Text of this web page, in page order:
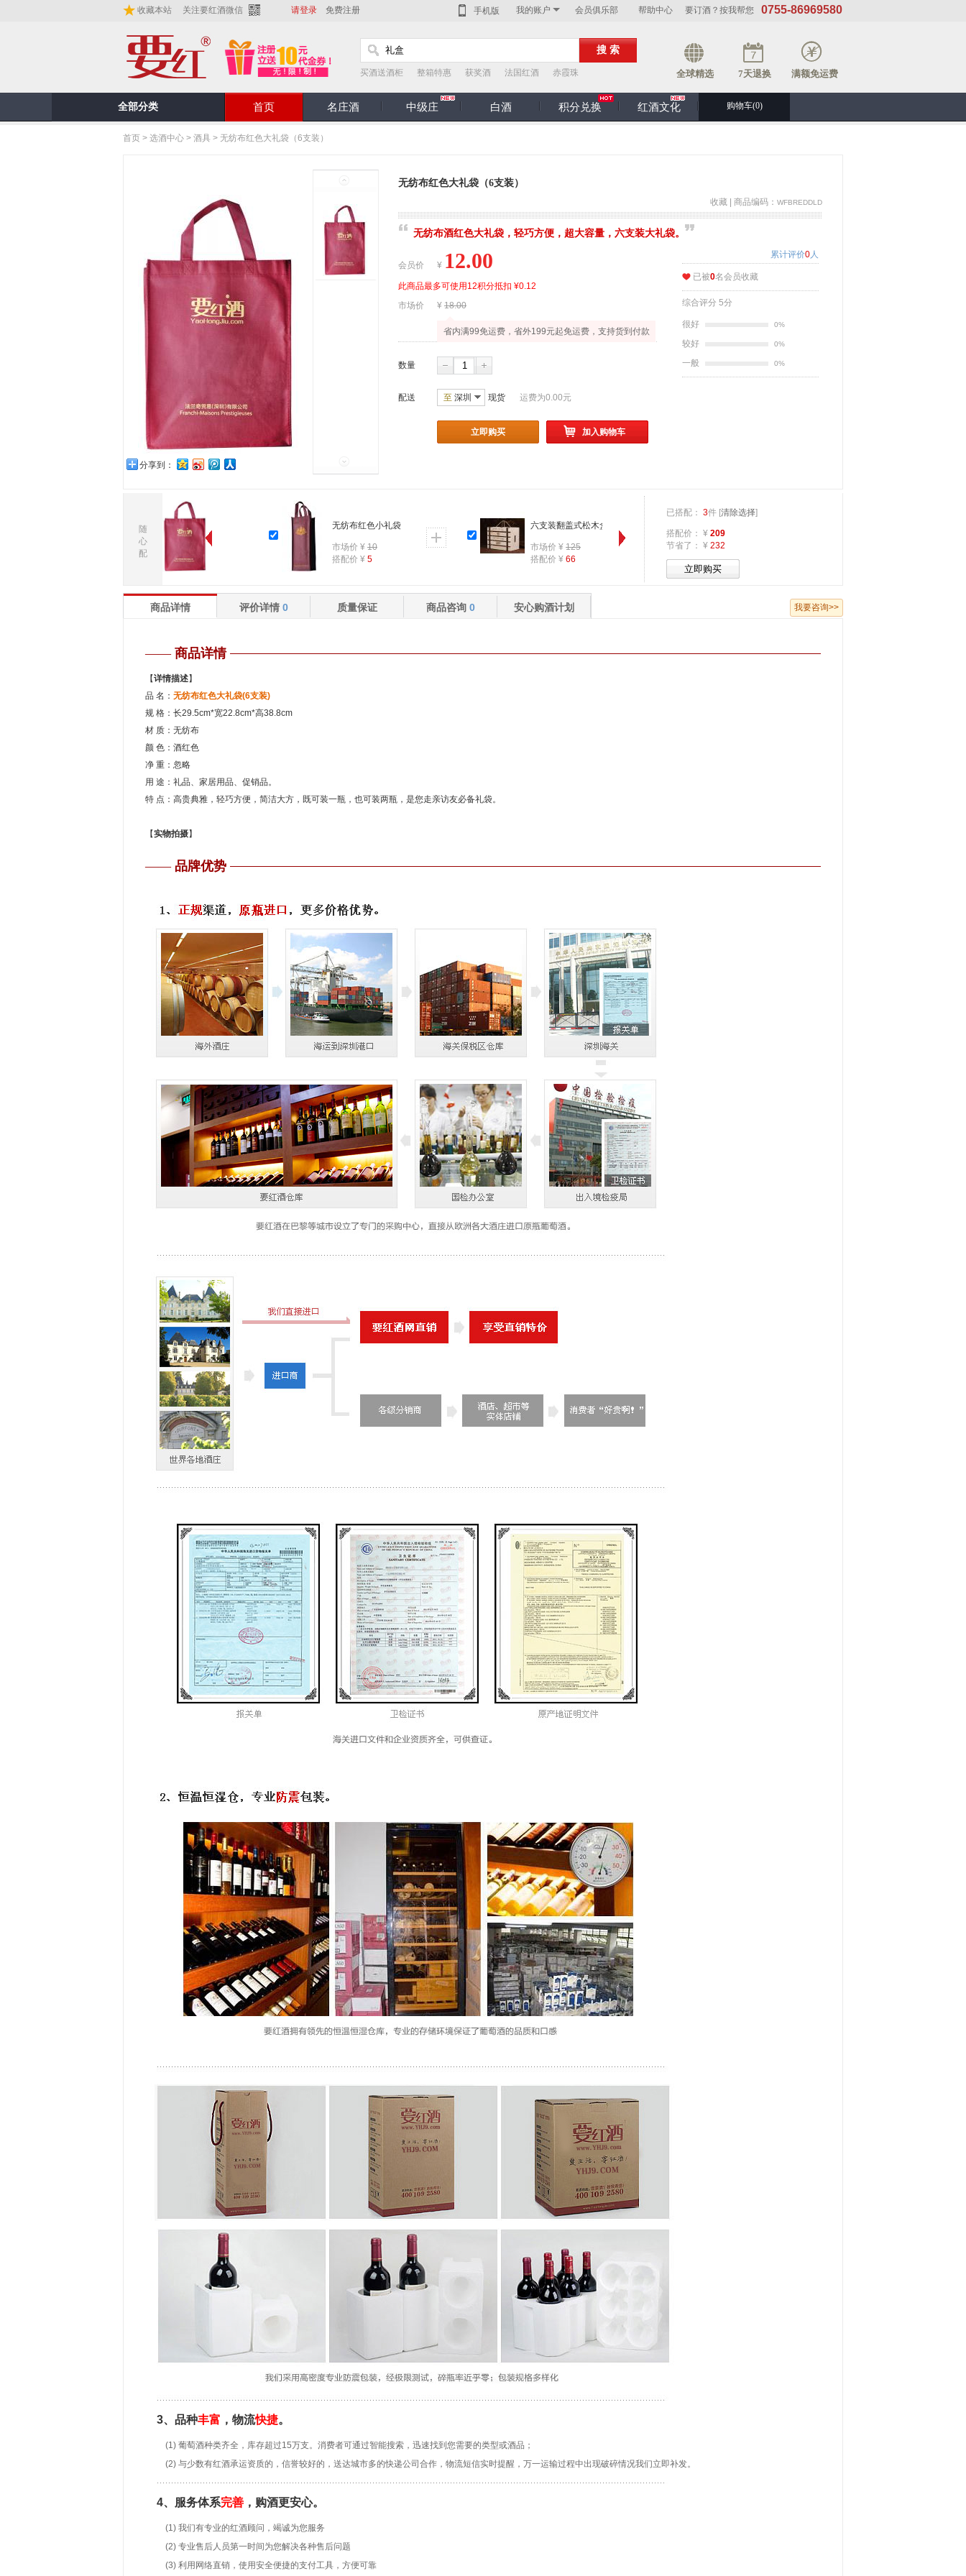
收藏本站 关注要红酒微信 请登录 免费注册 手机版 我的账户 会员俱乐部 帮助中心 要订酒？按我帮您 0755-86969580
买酒送酒柜 整箱特惠 获奖酒 法国红酒 赤霞珠 全球精选 7天退换 满额免运费
全部分类 首页 名庄酒 中级庄 白酒 积分兑换 红酒文化 购物车(0)
首页 > 选酒中心 > 酒具 > 无纺布红色大礼袋（6支装）
分享到：
无纺布红色大礼袋（6支装）
收藏 | 商品编码： WFBREDDLD
无纺布酒红色大礼袋，轻巧方便，超大容量，六支装大礼袋。
会员价 ¥ 12.00
此商品最多可使用12积分抵扣 ¥0.12
市场价
¥ 18.00
省内满99免运费，省外199元起免运费，支持货到付款
数量
配送 至 深圳 现货 运费为0.00元
立即购买 加入购物车
累计评价0人
已被0名会员收藏
综合评分 5分
很好 0%
较好 0%
一般 0%
随
心
配
市场价 ¥ 10
搭配价 ¥ 5
六支装翻盖式松木盒
市场价 ¥ 125
搭配价 ¥ 66
搭配价 ¥
已搭配： 3件 [清除选择]
搭配价： ¥ 209
节省了： ¥ 232
商品详情 评价详情 0 质量保证 商品咨询 0 安心购酒计划 我要咨询>>
—— 商品详情
【详情描述】
品 名： 无纺布红色大礼袋(6支装)
规 格：长29.5cm*宽22.8cm*高38.8cm
材 质：无纺布
颜 色：酒红色
净 重：忽略
用 途：礼品、家居用品、促销品。
特 点：高贵典雅，轻巧方便，简洁大方，既可装一瓶，也可装两瓶，是您走亲访友必备礼袋。
【实物拍摄】
—— 品牌优势
3、品种丰富 ，物流快捷。
(1) 葡萄酒种类齐全，库存超过15万支。消费者可通过智能搜索，迅速找到您需要的类型或酒品；
(2) 与少数有红酒承运资质的，信誉较好的，送达城市多的快递公司合作，物流短信实时提醒，万一运输过程中出现破碎情况我们立即补发。
4、服务体系完善 ，购酒更安心。
(1) 我们有专业的红酒顾问，竭诚为您服务
(2) 专业售后人员第一时间为您解决各种售后问题
(3) 利用网络直销，使用安全便捷的支付工具，方便可靠